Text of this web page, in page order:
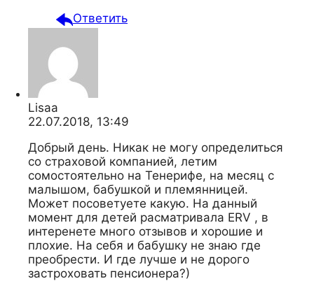
Ответить
Lisaa
22.07.2018, 13:49
Добрый день. Никак не могу определиться
со страховой компанией, летим
сомостоятельно на Тенерифе, на месяц с
малышом, бабушкой и племянницей.
Может посоветуете какую. На данный
момент для детей расматривала ERV , в
интеренете много отзывов и хорошие и
плохие. На себя и бабушку не знаю где
преобрести. И где лучше и не дорого
застроховать пенсионера?)